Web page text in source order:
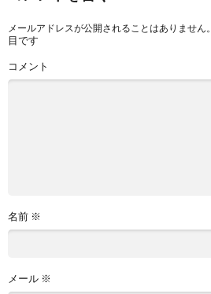
メールアドレスが公開されることはありません。
目です
コメント
名前 ※
メール ※